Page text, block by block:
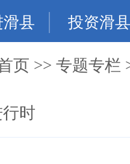
县 投资滑县
页 >> 专题专栏
时